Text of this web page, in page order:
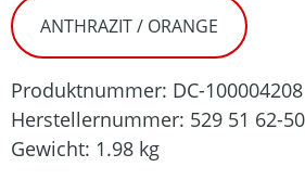
ANTHRAZIT / ORANGE
Produktnummer: DC-100004208
Herstellernummer: 529 51 62-50
Gewicht: 1.98 kg